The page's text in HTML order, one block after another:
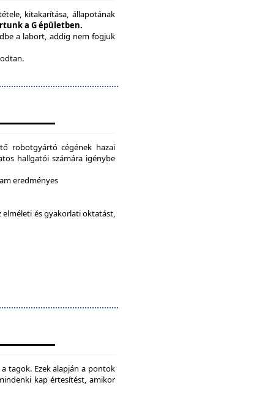
kitakarítása, állapotának
a G épületben.
a labort, addig nem fogjuk
robotgyártó cégének hazai
hallgatói számára igénybe
eredményes
elméleti és gyakorlati oktatást,
tagok. Ezek alapján a pontok
kap értesítést, amikor